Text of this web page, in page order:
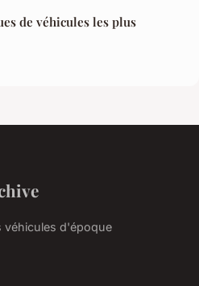
de véhicules les plus
véhicules d'époque